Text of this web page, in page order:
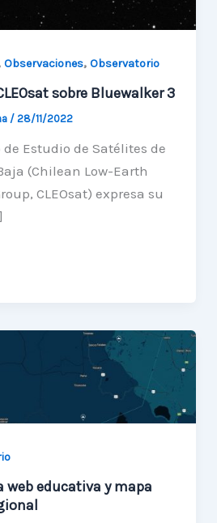
Observaciones, Observatorio
sobre Bluewalker 3
/ 28/11/2022
de Estudio de Satélites de
(Chilean Low-Earth
CLEOsat) expresa su
web educativa y mapa